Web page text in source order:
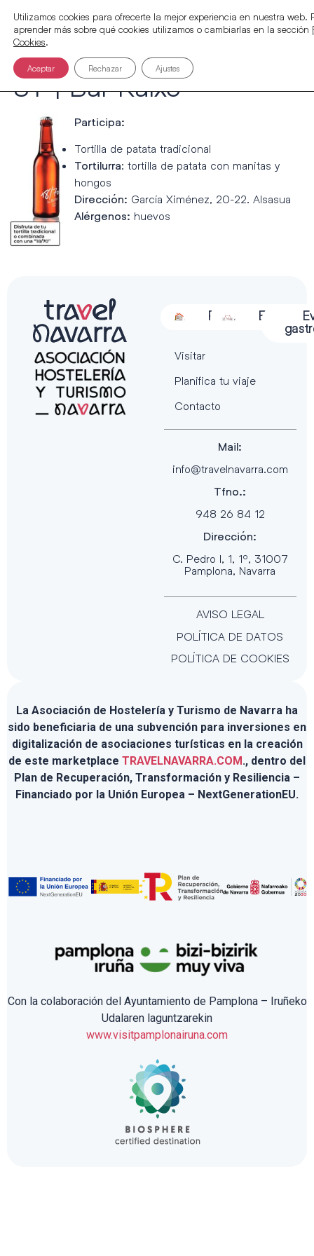
ST | Bar Kaixo
Participa:
Tortilla de patata tradicional
Tortilurra: tortilla de patata con manitas y
hongos
Dirección: García Ximénez, 20-22. Alsasua
Alérgenos: huevos
Alojamiento
Restauración
Actividades
Visitar
Planifica tu viaje
Contacto
Mail:
info@travelnavarra.com
Tfno.:
948 26 84 12
Dirección:
C. Pedro I, 1, 1º, 31007
Pamplona, Navarra
AVISO LEGAL
POLÍTICA DE DATOS
POLÍTICA DE COOKIES
La Asociación de Hostelería y Turismo de Navarra ha
sido beneficiaria de una subvención para inversiones en
digitalización de asociaciones turísticas en la creación
de este marketplace TRAVELNAVARRA.COM., dentro del
Plan de Recuperación, Transformación y Resiliencia –
Financiado por la Unión Europea – NextGenerationEU.
Con la colaboración del Ayuntamiento de Pamplona – Iruñeko
Udalaren laguntzarekin
www.visitpamplonairuna.com
Utilizamos cookies para ofrecerte la mejor experiencia en nuestra web.
aprender más sobre qué cookies utilizamos o cambiarlas en la sección
Cookies.
Aceptar Rechazar Ajustes